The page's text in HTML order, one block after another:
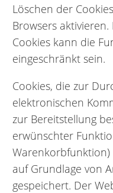
Löschen der
Browsers
Cookies kann die
eingeschränkt sein.
Cookies, die zur
elektronischen
zur Bereitstellung
erwünschter
auf Grundlage von
gespeichert. Der